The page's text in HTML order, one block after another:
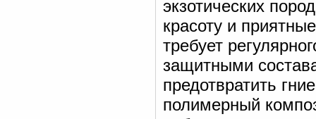
экзотических
красоту и
требует
защитными
предотвратить
полимерный